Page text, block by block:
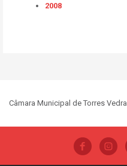
2008
Câmara Municipal de Torres